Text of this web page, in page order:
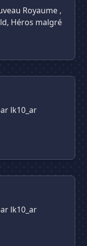
Royaume ,
Héros malgré
lk10_ar
lk10_ar